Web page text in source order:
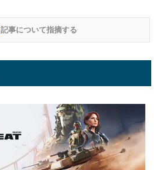
記事について指摘する